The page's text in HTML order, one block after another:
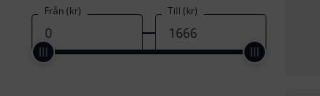
Från (kr) Till (kr)